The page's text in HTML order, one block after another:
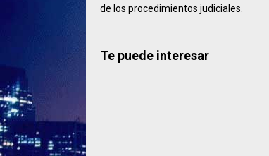
de los procedimientos judiciales.
Te puede interesar